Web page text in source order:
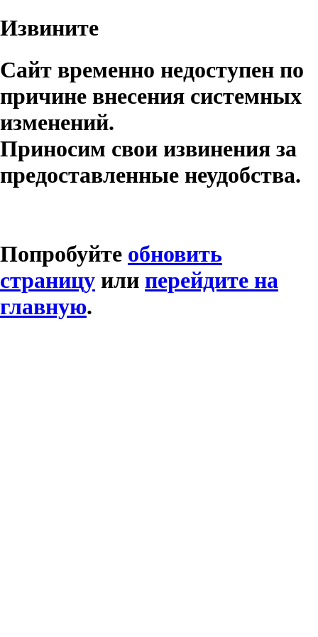
Извините
Сайт временно недоступен по
причине внесения системных
изменений.
Приносим свои извинения за
предоставленные неудобства.
Попробуйте обновить
страницу или перейдите на
главную.